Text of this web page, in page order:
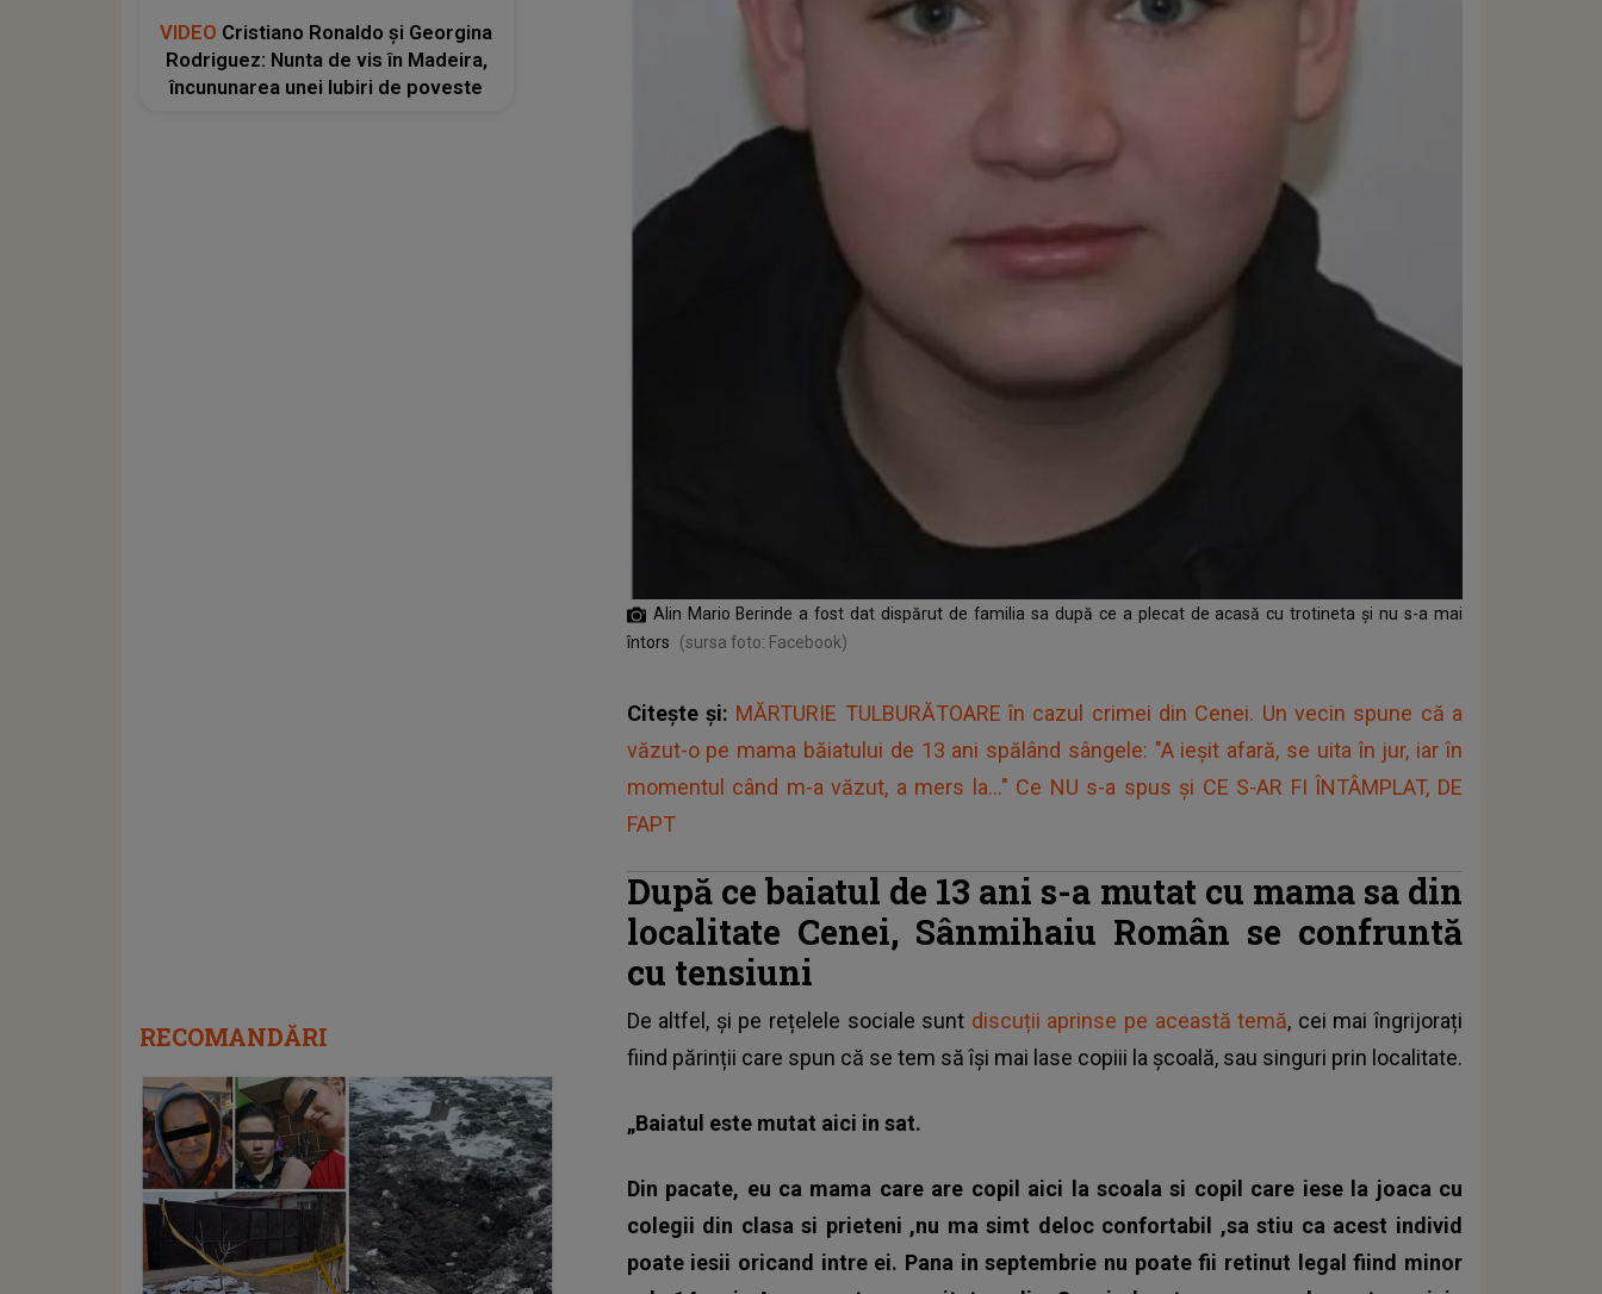
Alin Mario Berinde a fost dat dispărut de familia sa după ce a plecat de acasă cu trotineta și nu s-a mai
întors
(sursa foto: Facebook)
Citește și: MĂRTURIE TULBURĂTOARE în cazul crimei din Cenei. Un vecin spune că a
văzut-o pe mama băiatului de 13 ani spălând sângele: "A ieșit afară, se uita în jur, iar în
momentul când m-a văzut, a mers la..." Ce NU s-a spus și CE S-AR FI ÎNTÂMPLAT, DE
FAPT
După ce baiatul de 13 ani s-a mutat cu mama sa din
localitate Cenei, Sânmihaiu Român se confruntă
cu tensiuni
De altfel, și pe rețelele sociale sunt discuții aprinse pe această temă, cei mai îngrijorați
fiind părinții care spun că se tem să își mai lase copiii la școală, sau singuri prin localitate.
„Baiatul este mutat aici in sat.
Din pacate, eu ca mama care are copil aici la scoala si copil care iese la joaca cu
colegii din clasa si prieteni ,nu ma simt deloc confortabil ,sa stiu ca acest individ
poate iesii oricand intre ei. Pana in septembrie nu poate fii retinut legal fiind minor
VIDEO Cristiano Ronaldo și Georgina
Rodriguez: Nunta de vis în Madeira,
încununarea unei Iubiri de poveste
RECOMANDĂRI